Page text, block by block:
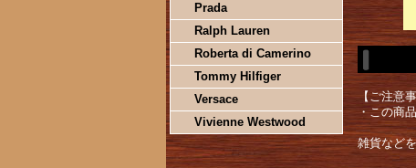
Prada
Ralph Lauren
Roberta di Camerino
Tommy Hilfiger
Versace
Vivienne Westwood
【ご注意事
・この商
雑貨など